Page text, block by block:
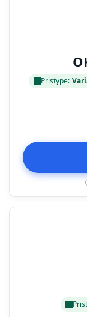
Pristype: